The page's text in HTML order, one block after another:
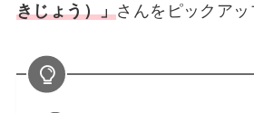
きじょう）」さんをピックアッ